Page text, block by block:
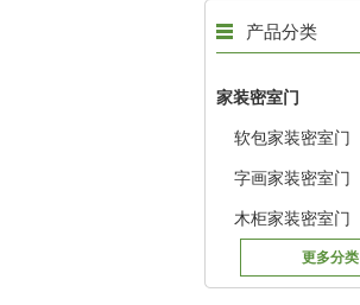
产品分类
家装密室门
软包家装密室门
字画家装密室门
木柜家装密室门
更多分类